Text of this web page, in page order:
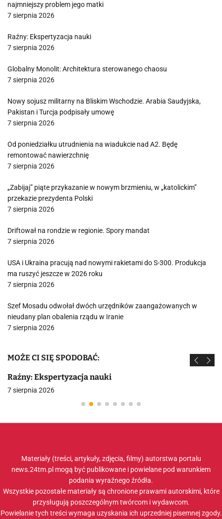
najmniejszy problem jego matki
7 sierpnia 2026
Raźny: Ekspertyzacja nauki
7 sierpnia 2026
Globalny Monolit: Architektura sterowanego chaosu
7 sierpnia 2026
Nowy sojusz militarny na Bliskim Wschodzie. Arabia Saudyjska,
Pakistan i Turcja podpisały umowę
7 sierpnia 2026
Od poniedziałku utrudnienia na wiadukcie nad A2. Będę
remontować nawierzchnię
7 sierpnia 2026
„Zabijaj” piąte przykazanie w nowym brzmieniu, w „katolickim”
przekazie prezydenta Polski
7 sierpnia 2026
Driftował na rondzie w regionie. Spory mandat
7 sierpnia 2026
USA i Ukraina pracują nad nowymi rakietami do S-300. Produkcja
ma ruszyć jeszcze w 2026 roku
7 sierpnia 2026
Szef Mosadu odwołał dwóch urzędników zaangażowanych w
nieudany plan obalenia rządu w Iranie
7 sierpnia 2026
MOŻE CI SIĘ SPODOBAĆ:
Raźny: Ekspertyzacja nauki
7 sierpnia 2026
Materiały (treści, artykuły, zdjęcia, filmy) autorstwa portalu
news.24tm.pl mogą być publikowane i powielane pod warunkiem
podania wyraźnego źródła.
Wszystkie pozostałe materiały są chronione prawami autorskimi, które
przysługują poszczególnym twórcom i wydawcom.
Powielanie tych treści wymaga uzyskania ich uprzedniej pisemnej zgody.